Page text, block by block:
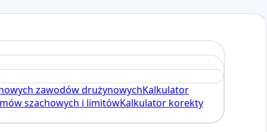
zawodów drużynowychKalkulator
szachowych i limitówKalkulator korekty